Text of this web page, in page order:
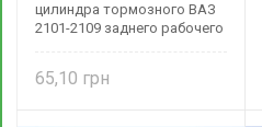
цилиндра тормозного ВАЗ
2101-2109 заднего рабочего
65,10